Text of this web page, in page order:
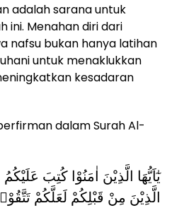
adalah sarana untuk
ini. Menahan diri dari
nafsu bukan hanya latihan
untuk menaklukkan
kesadaran
dalam Surah Al-
يٰٓاَيُّهَا الَّذِيْنَ اٰمَنُوْا كُتِبَ
الَّذِيْنَ مِنْ قَبْلِكُمْ لَعَلَّكُمْ